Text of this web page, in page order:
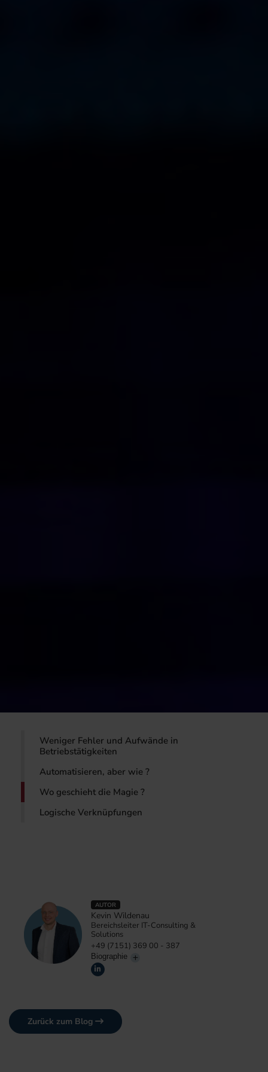
Weniger Fehler und Aufwände in
Betriebstätigkeiten
Automatisieren, aber wie ?
Wo geschieht die Magie ?
Logische Verknüpfungen
AUTOR
Kevin Wildenau
Bereichsleiter IT-Consulting &
Solutions
+49 (7151) 369 00 - 387
Biographie
Zurück zum Blog